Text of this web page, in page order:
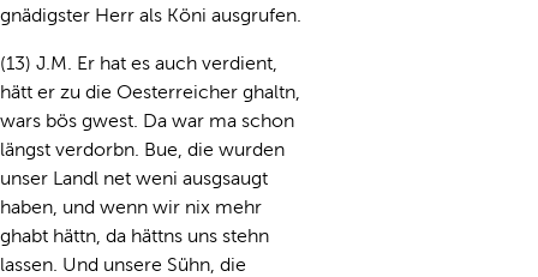
gnädigster Herr als Köni ausgrufen.
(13) J.M. Er hat es auch verdient,
hätt er zu die Oesterreicher ghaltn,
wars bös gwest. Da war ma schon
längst verdorbn. Bue, die wurden
unser Landl net weni ausgsaugt
haben, und wenn wir nix mehr
ghabt hättn, da hättns uns stehn
lassen. Und unsere Sühn, die